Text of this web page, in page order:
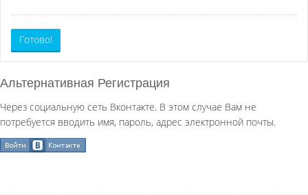
Готово!
Альтернативная Регистрация
Через социальную сеть Вконтакте. В этом случае Вам не
потребуется вводить имя, пароль, адрес электронной почты.